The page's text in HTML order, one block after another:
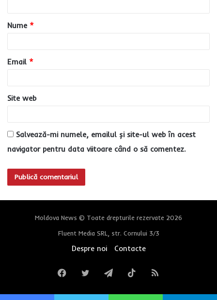
a
r
u
*
Nume *
Email *
Site web
Salvează-mi numele, emailul și site-ul web în acest
navigator pentru data viitoare când o să comentez.
Moldova News © Toate drepturile rezervate 2026
Fluent Media SRL, str. Cornului 3/3
Despre noi Contacte
FacebookTwitterTelegramTikTokRSS